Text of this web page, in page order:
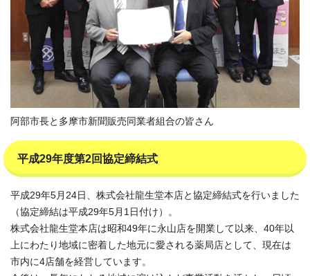
阿部市長と多摩市新聞販売同業者組合の皆さん
平成29年度第2回協定締結式
平成29年5月24日、株式会社龍生堂本店と協定締結式を行いました
（協定締結は平成29年5月1日付け）。
株式会社龍生堂本店は昭和49年に永山店を開業して以来、40年以
上にわたり地域に密着した地元に愛される薬局店として、現在は
市内に4店舗を経営しています。